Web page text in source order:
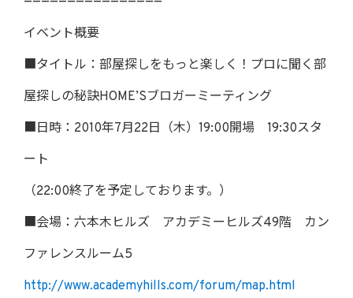
イベント概要
■タイトル：部屋探しをもっと楽しく！プロに聞く部
屋探しの秘訣HOME’Sブロガーミーティング
■日時：2010年7月22日（木）19:00開場 19:30スタ
ート
（22:00終了を予定しております。）
■会場：六本木ヒルズ アカデミーヒルズ49階 カン
ファレンスルーム5
http://www.academyhills.com/forum/map.html